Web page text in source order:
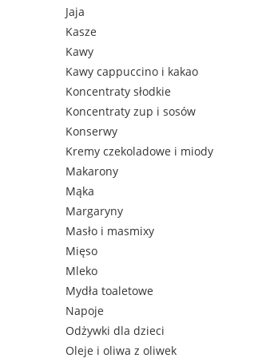
Jaja
Kasze
Kawy
Kawy cappuccino i kakao
Koncentraty słodkie
Koncentraty zup i sosów
Konserwy
Kremy czekoladowe i miody
Makarony
Mąka
Margaryny
Masło i masmixy
Mięso
Mleko
Mydła toaletowe
Napoje
Odżywki dla dzieci
Oleje i oliwa z oliwek